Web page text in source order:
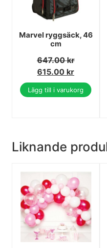
Marvel ryggsäck, 46
cm
647.00kr
615.00 kr
Lägg till i varukorg
Liknande